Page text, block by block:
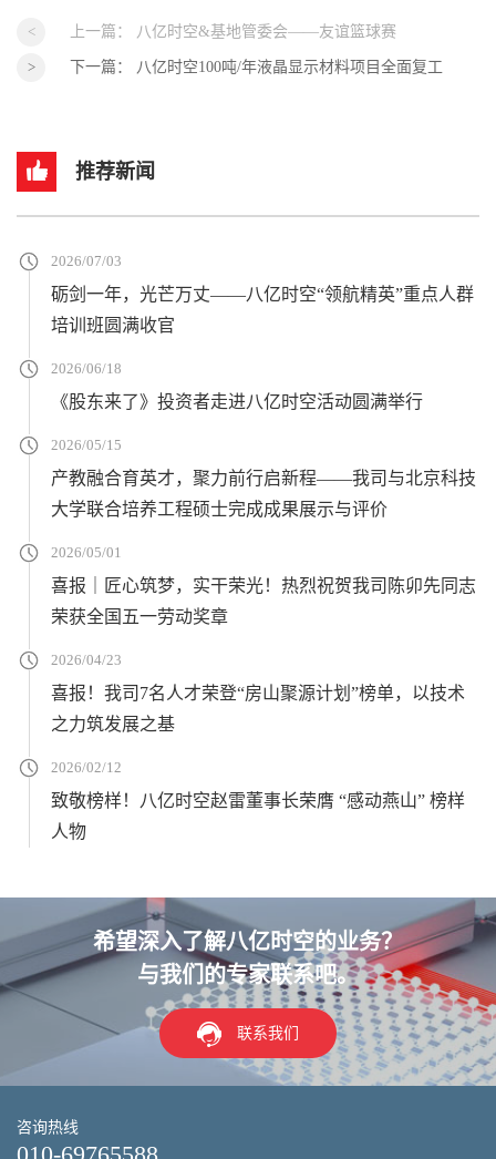
上一篇： 八亿时空&基地管委会——友谊篮球赛
下一篇： 八亿时空100吨/年液晶显示材料项目全面复工
推荐新闻
2026/07/03
砺剑一年，光芒万丈——八亿时空“领航精英”重点人群
培训班圆满收官
2026/06/18
《股东来了》投资者走进八亿时空活动圆满举行
2026/05/15
产教融合育英才，聚力前行启新程——我司与北京科技
大学联合培养工程硕士完成成果展示与评价
2026/05/01
喜报｜匠心筑梦，实干荣光！热烈祝贺我司陈卯先同志
荣获全国五一劳动奖章
2026/04/23
喜报！我司7名人才荣登“房山聚源计划”榜单，以技术
之力筑发展之基
2026/02/12
致敬榜样！八亿时空赵雷董事长荣膺 “感动燕山” 榜样
人物
希望深入了解八亿时空的业务？
与我们的专家联系吧。
联系我们
咨询热线